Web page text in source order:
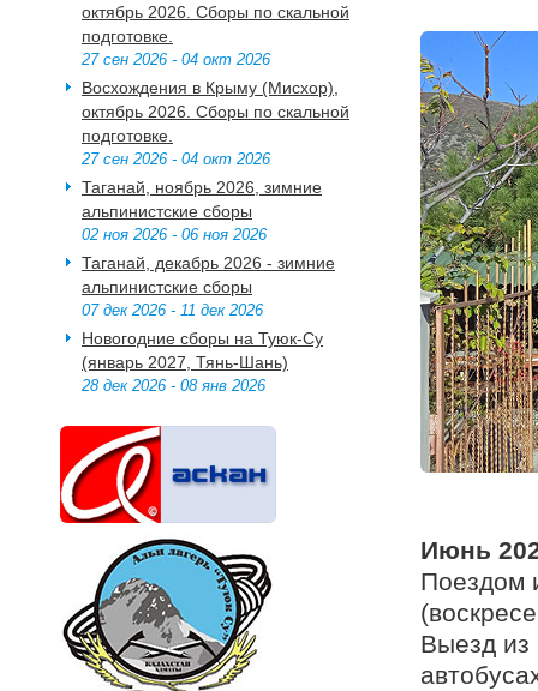
октябрь 2026. Сборы по скальной
подготовке.
27 сен 2026 - 04 окт 2026
Восхождения в Крыму (Мисхор),
октябрь 2026. Сборы по скальной
подготовке.
27 сен 2026 - 04 окт 2026
Таганай, ноябрь 2026, зимние
альпинистские сборы
02 ноя 2026 - 06 ноя 2026
Таганай, декабрь 2026 - зимние
альпинистские сборы
07 дек 2026 - 11 дек 2026
Новогодние сборы на Туюк-Су
(январь 2027, Тянь-Шань)
28 дек 2026 - 08 янв 2026
Июнь
Поездом
Выезд